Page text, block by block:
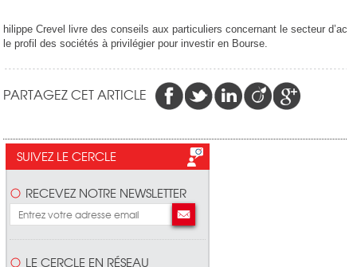
hilippe Crevel livre des conseils aux particuliers concernant le secteur
le profil des sociétés à privilégier pour investir en Bourse.
PARTAGEZ CET ARTICLE
SUIVEZ LE CERCLE
RECEVEZ NOTRE NEWSLETTER
LE CERCLE EN RÉSEAU